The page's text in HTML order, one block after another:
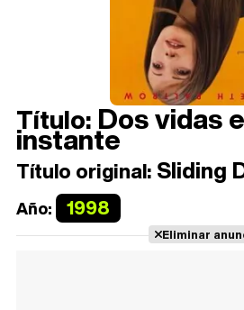
Título: Dos vidas
instante
Título original: Sliding
Año: 1998
Eliminar